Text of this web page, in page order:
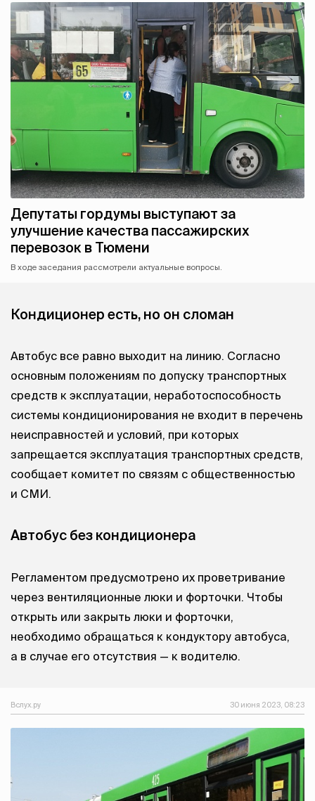
Депутаты гордумы выступают за
улучшение качества пассажирских
перевозок в Тюмени
В ходе заседания рассмотрели актуальные вопросы.
Кондиционер есть, но он сломан
Автобус все равно выходит на линию. Согласно
основным положениям по допуску транспортных
средств к эксплуатации, неработоспособность
системы кондиционирования не входит в перечень
неисправностей и условий, при которых
запрещается эксплуатация транспортных средств,
сообщает комитет по связям с общественностью
и СМИ.
Автобус без кондиционера
Регламентом предусмотрено их проветривание
через вентиляционные люки и форточки. Чтобы
открыть или закрыть люки и форточки,
необходимо обращаться к кондуктору автобуса,
а в случае его отсутствия — к водителю.
Вслух.ру 30 июня 2023, 08:23